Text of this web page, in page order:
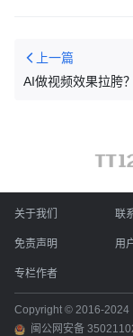
上一篇
AI做视频效果拉胯
关于我们 联
免责声明 用
专栏作者
Copyright © 2016-2024
闽公网安备